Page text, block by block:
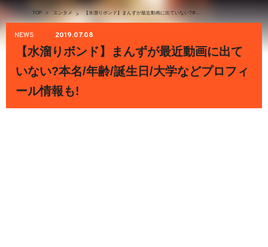
TOP > エンタメ > 【水溜りボンド】まんずが最近動画に出ていない?本名/年齢/誕生日/大学などプロフィール情報も!
NEWS 2019.07.08
【水溜りボンド】まんずが最近動画に出て
いない?本名/年齢/誕生日/大学などプロフィ
ール情報も!